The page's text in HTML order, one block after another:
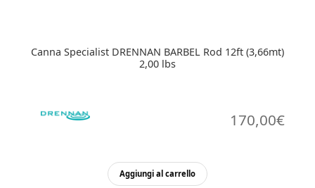
Canna Specialist DRENNAN BARBEL Rod 12ft (3,66mt)
2,00 lbs
170,00€
Aggiungi al carrello